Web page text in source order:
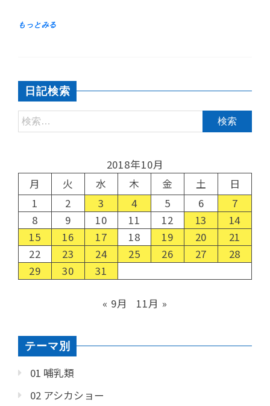
日記検索
2018年10月
月
火 水 木 金 土
日
1
2 3 4 5 6
7
8
9 10 11 12 13
14
15
16 17 18 19 20
21
22
23 24 25 26 27
28
29
30 31
« 9月 11月 »
テーマ別
01 哺乳類
02 アシカショー